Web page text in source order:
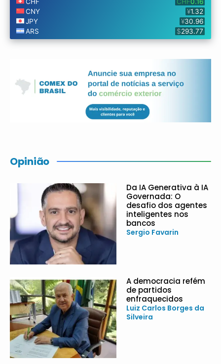
Opinião
Da IA Generativa à IA
Governada: O
desafio dos agentes
inteligentes nos
bancos
Sergio Favarin
A democracia refém
de partidos
enfraquecidos
Luiz Carlos Borges da
Silveira